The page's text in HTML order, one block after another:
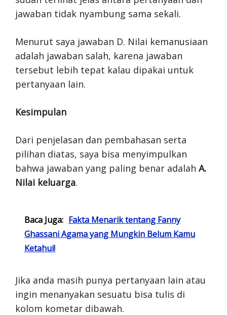
jawaban tidak nyambung sama sekali.
Menurut saya jawaban D. Nilai kemanusiaan
adalah jawaban salah, karena jawaban
tersebut lebih tepat kalau dipakai untuk
pertanyaan lain.
Kesimpulan
Dari penjelasan dan pembahasan serta
pilihan diatas, saya bisa menyimpulkan
bahwa jawaban yang paling benar adalah A.
Nilai keluarga.
Baca Juga: Fakta Menarik tentang Fanny
Ghassani Agama yang Mungkin Belum Kamu
Ketahui!
Jika anda masih punya pertanyaan lain atau
ingin menanyakan sesuatu bisa tulis di
kolom kometar dibawah.